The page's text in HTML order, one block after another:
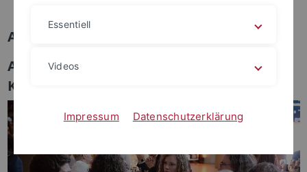
Aktivitäten:
AK Schnepf @ GDCh Science Forum
Karlsruhe 2025
Essentiell
Videos
Impressum Datenschutzerklärung